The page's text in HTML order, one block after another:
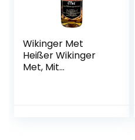
Wikinger Met
Heißer Wikinger
Met, Mit